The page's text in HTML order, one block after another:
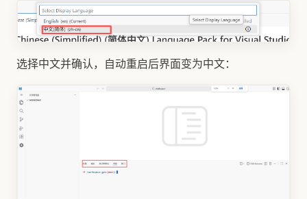
选择中文并确认，自动重启后界面变为中文：